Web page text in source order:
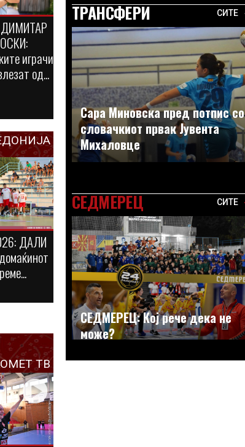
ДИМИТАР
играчи
од...
ДАЛИ
ТВ
ТРАНСФЕРИ СИТЕ
Сара Миновска пред потпис со
словачкиот првак Јувента
Михаловце
СЕДМЕРЕЦ СИТЕ
СЕДМЕРЕЦ: Кој рече дека не
може?